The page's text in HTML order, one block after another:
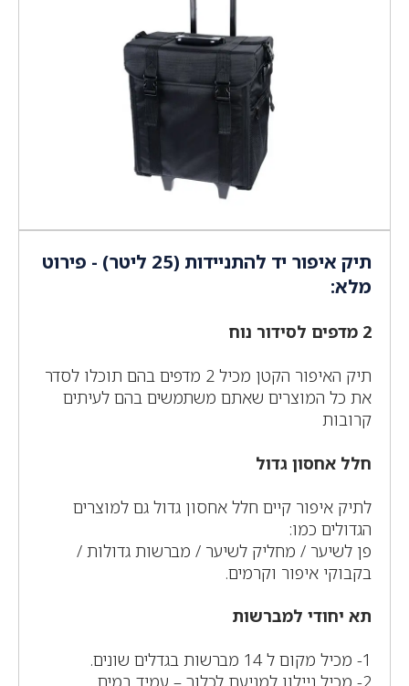
תיק איפור יד להתניידות (25 ליטר) - פירוט
מלא:
2 מדפים לסידור נוח
תיק האיפור הקטן מכיל 2 מדפים בהם תוכלו לסדר
את כל המוצרים שאתם משתמשים בהם לעיתים
קרובות
חלל אחסון גדול
לתיק איפור קיים חלל אחסון גדול גם למוצרים
הגדולים כמו:
פן לשיער / מחליק לשיער / מברשות גדולות /
בקבוקי איפור וקרמים.
תא יחודי למברשות
1- מכיל מקום ל 14 מברשות בגדלים שונים.